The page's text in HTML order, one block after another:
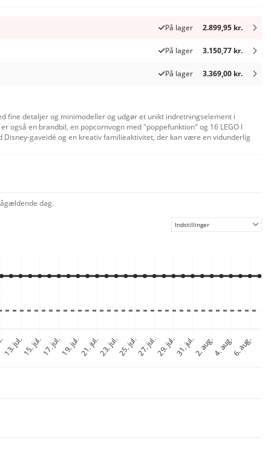
På lager 2.899,95 kr.
På lager 3.150,77 kr.
På lager 3.369,00 kr.
fine detaljer og minimodeller og udgør et unikt indretningselement i
en brandbil, en popcornvogn med "poppefunktion" og 16 LEGO ǀ
gaveidé og en kreativ familieaktivitet, der kan være en vidunderlig
dag.
Indstillinger